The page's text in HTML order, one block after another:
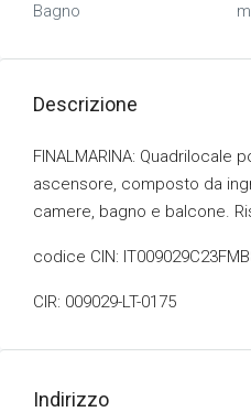
Bagno
Descrizione
FINALMARINA: Quadrilocale
ascensore, composto da
camere, bagno e balcone.
codice CIN:
CIR: 009029-LT-0175
Indirizzo